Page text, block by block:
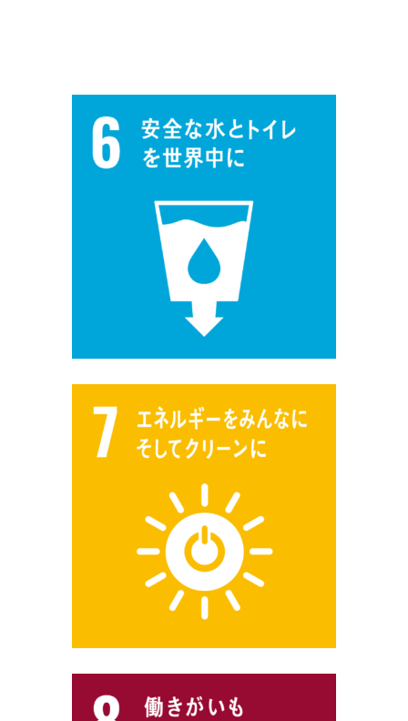
一般採用 野本組
一般採用 アグリ事業部
社内制度・福利厚生